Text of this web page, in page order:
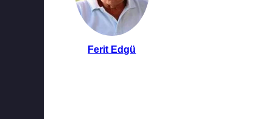
Ferit Edgü